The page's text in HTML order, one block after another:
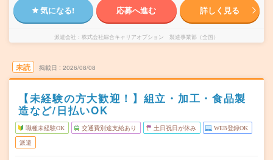
気になる! 応募へ進む 詳しく見る
派遣会社 株式会社綜合キャリアオプション 製造事業部（全国）
未読 掲載日 2026/08/08
【未経験の方大歓迎！】組立・加工・食品製
造など/日払いOK
職種未経験OK 交通費別途支給あり 土日祝日が休み WEB登録OK
派遣